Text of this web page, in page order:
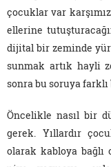
çocuklar var
ellerine
dijital bir zeminde
sunmak artık hayli
sonra bu soruya farklı
Öncelikle nasıl bir
gerek. Yıllardır
olarak kabloya